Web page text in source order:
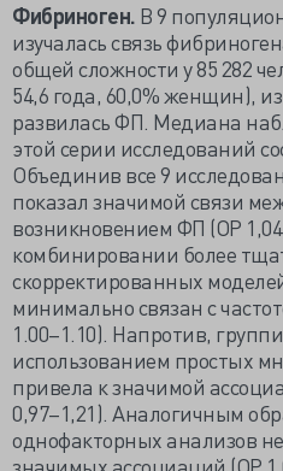
Фибриноген. В 9
изучалась связь
общей сложности у 85 282
54,6 года, 60,0% женщин), из
развилась ФП. Медиана
этой серии исследований
Объединив все 9
показал значимой связи
возникновением ФП (ОР
комбинировании более
скорректированных
минимально связан с
1.00–1.10). Напротив,
использованием простых
привела к значимой
0,97–1,21). Аналогичным
однофакторных анализов